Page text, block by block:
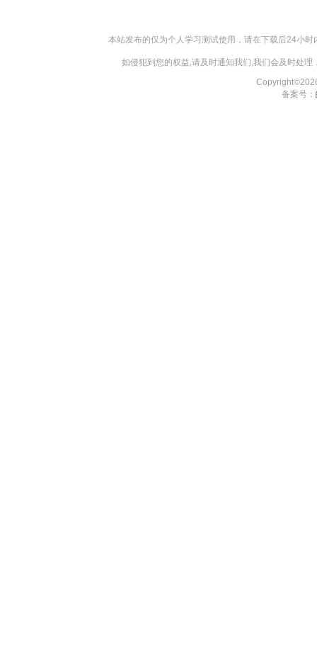
本站发布的仅为个人学习测试使用，请在下载后24小
如侵犯到您的权益,请及时通知我们,我们会及时处
备案号：